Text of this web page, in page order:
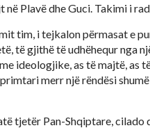
në Plavë dhe Guci. Takimi i
tim, i tejkalon përmasat e
të gjithë të udhëhequr nga
ideologjike, as të majtë, as
merr një rëndësi
tjetër Pan-Shqiptare,